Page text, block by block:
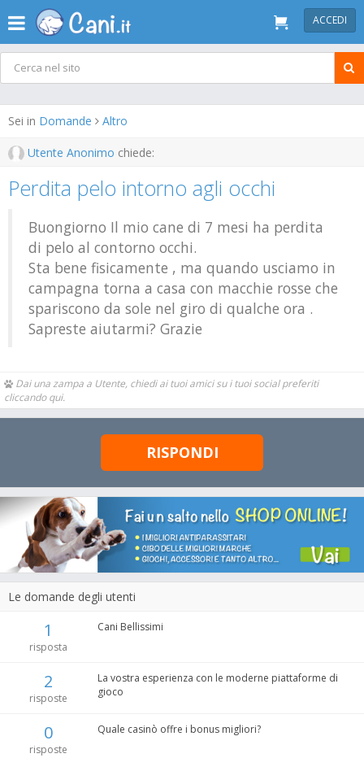
ACCEDI
Sei in Domande Altro
Utente Anonimo chiede:
Perdita pelo intorno agli occhi
Buongiorno Il mio cane di 7 mesi ha perdita
di pelo al contorno occhi.
Sta bene fisicamente , ma quando usciamo in
campagna torna a casa con macchie rosse che
spariscono da sole nel giro di qualche ora .
Sapreste aiutarmi? Grazie
Dai una zampa a Utente, chiedi ai tuoi amici su i tuoi social preferiti
cliccando qui.
RISPONDI
Le domande degli utenti
1
risposta
Cani Bellissimi
2
risposte
La vostra esperienza con le moderne piattaforme di
gioco
0
risposte
Quale casinò offre i bonus migliori?